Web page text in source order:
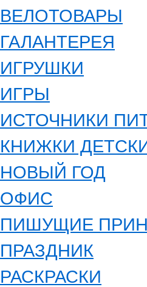
ВЕЛОТОВАРЫ
ГАЛАНТЕРЕЯ
ИГРУШКИ
ИГРЫ
ИСТОЧНИКИ
КНИЖКИ
НОВЫЙ ГОД
ОФИС
ПИШУЩИЕ
ПРАЗДНИК
РАСКРАСКИ